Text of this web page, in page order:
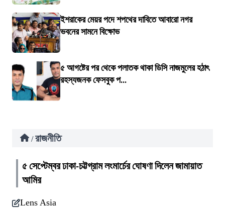
ইশরাকের মেয়র পদে শপথের দাবিতে আবারো নগর
ভবনের সামনে বিক্ষোভ
৫ আগষ্টের পর থেকে পলাতক থাকা ডিসি নাজমুলের হঠাৎ
রহস্যজনক ফেসবুক প...
/ রাজনীতি
৫ সেপ্টেম্বর ঢাকা-চট্টগ্রাম লংমার্চের ঘোষণা দিলেন জামায়াত
আমির
Lens Asia